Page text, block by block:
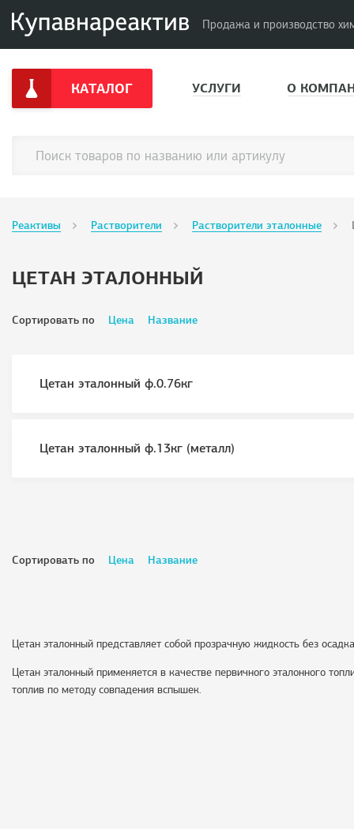
Продажа и производство
КАТАЛОГ УСЛУГИ О
Реактивы Растворители Растворители эталонные
ЦЕТАН ЭТАЛОННЫЙ
Сортировать по Цена Название
Цетан эталонный ф.0.76кг
Цетан эталонный ф.13кг (металл)
Сортировать по Цена Название
Цетан эталонный представляет собой прозрачную жидкость без
Цетан эталонный применяется в качестве первичного эталонного
топлив по методу совпадения вспышек.